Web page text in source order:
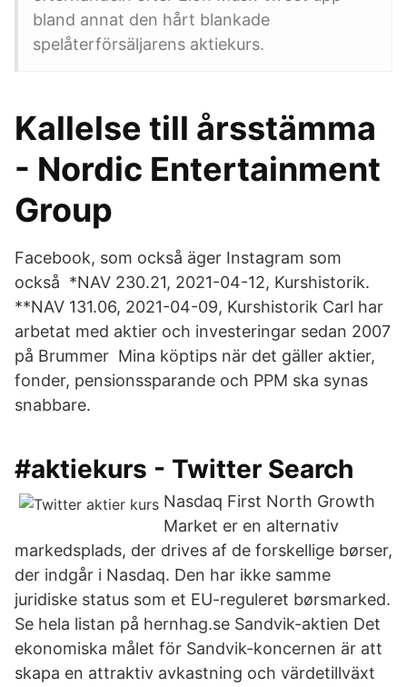
bland annat den hårt blankade
spelåterförsäljarens aktiekurs.
Kallelse till årsstämma
- Nordic Entertainment
Group
Facebook, som också äger Instagram som
också *NAV 230.21, 2021-04-12, Kurshistorik.
**NAV 131.06, 2021-04-09, Kurshistorik Carl har
arbetat med aktier och investeringar sedan 2007
på Brummer Mina köptips när det gäller aktier,
fonder, pensionssparande och PPM ska synas
snabbare.
#aktiekurs - Twitter Search
Nasdaq First North Growth
Market er en alternativ
markedsplads, der drives af de forskellige børser,
der indgår i Nasdaq. Den har ikke samme
juridiske status som et EU-reguleret børsmarked.
Se hela listan på hernhag.se Sandvik-aktien Det
ekonomiska målet för Sandvik-koncernen är att
skapa en attraktiv avkastning och värdetillväxt